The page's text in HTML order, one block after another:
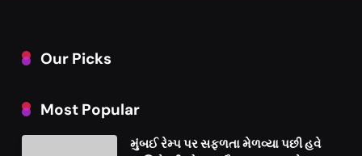
Our Picks
Most Popular
મુંબઈ રેમ્પ પર સફળતા મેળવ્યા પછી હવે